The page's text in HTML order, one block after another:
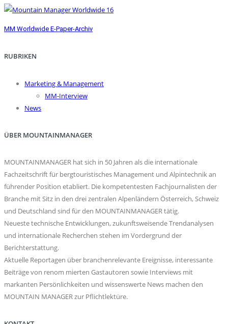
MM Worldwide E-Paper-Archiv
RUBRIKEN
Marketing & Management
MM-Interview
News
ÜBER MOUNTAINMANAGER
MOUNTAINMANAGER hat sich in 50 Jahren als die internationale
Fachzeitschrift für bergtouristisches Management und Alpintechnik an
führender Position etabliert. Die kompetentesten Fachjournalisten der
Branche mit Sitz in den drei zentralen Alpenländern Österreich, Schweiz
und Deutschland sind für den MOUNTAINMANAGER tätig.
Neueste technische Entwicklungen, zukunftsweisende Trendanalysen
und internationale Recherchen stehen im Vordergrund der
Berichterstattung.
Aktuelle Reportagen über branchenrelevante Ereignisse, interessante
Beiträge von renom mierten Gastautoren sowie Interviews mit
markanten Persönlichkeiten und wissenswerte News machen den
MOUNTAIN MANAGER zur Pflichtlektüre.